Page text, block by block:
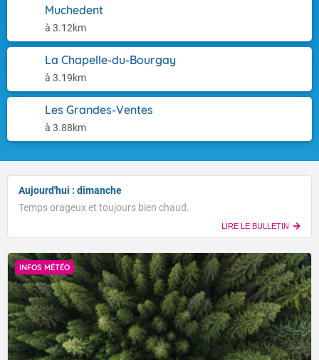
Muchedent
à 3.12km
La Chapelle-du-Bourgay
à 3.19km
Les Grandes-Ventes
à 3.88km
Aujourd'hui : dimanche
Temps orageux et toujours bien chaud.
LIRE LE BULLETIN
INFOS MÉTÉO